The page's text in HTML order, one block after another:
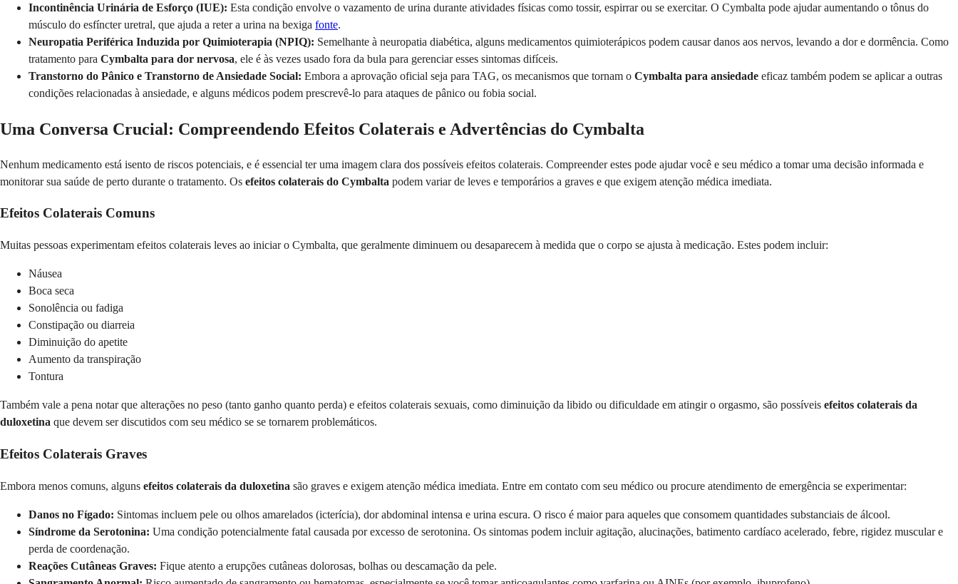
Incontinência Urinária de Esforço (IUE): Esta condição envolve o vazamento de urina durante atividades físicas como tossir, espirrar ou se exercitar. O Cymbalta pode ajudar aumentando o tônus do
músculo do esfíncter uretral, que ajuda a reter a urina na bexiga fonte.
Neuropatia Periférica Induzida por Quimioterapia (NPIQ): Semelhante à neuropatia diabética, alguns medicamentos quimioterápicos podem causar danos aos nervos, levando a dor e dormência. Como
tratamento para Cymbalta para dor nervosa, ele é às vezes usado fora da bula para gerenciar esses sintomas difíceis.
Transtorno do Pânico e Transtorno de Ansiedade Social: Embora a aprovação oficial seja para TAG, os mecanismos que tornam o Cymbalta para ansiedade eficaz também podem se aplicar a outras
condições relacionadas à ansiedade, e alguns médicos podem prescrevê-lo para ataques de pânico ou fobia social.
Uma Conversa Crucial: Compreendendo Efeitos Colaterais e Advertências do Cymbalta
Nenhum medicamento está isento de riscos potenciais, e é essencial ter uma imagem clara dos possíveis efeitos colaterais. Compreender estes pode ajudar você e seu médico a tomar uma decisão informada e
monitorar sua saúde de perto durante o tratamento. Os efeitos colaterais do Cymbalta podem variar de leves e temporários a graves e que exigem atenção médica imediata.
Efeitos Colaterais Comuns
Muitas pessoas experimentam efeitos colaterais leves ao iniciar o Cymbalta, que geralmente diminuem ou desaparecem à medida que o corpo se ajusta à medicação. Estes podem incluir:
Náusea
Boca seca
Sonolência ou fadiga
Constipação ou diarreia
Diminuição do apetite
Aumento da transpiração
Tontura
Também vale a pena notar que alterações no peso (tanto ganho quanto perda) e efeitos colaterais sexuais, como diminuição da libido ou dificuldade em atingir o orgasmo, são possíveis efeitos colaterais da
duloxetina que devem ser discutidos com seu médico se se tornarem problemáticos.
Efeitos Colaterais Graves
Embora menos comuns, alguns efeitos colaterais da duloxetina são graves e exigem atenção médica imediata. Entre em contato com seu médico ou procure atendimento de emergência se experimentar:
Danos no Fígado: Sintomas incluem pele ou olhos amarelados (icterícia), dor abdominal intensa e urina escura. O risco é maior para aqueles que consomem quantidades substanciais de álcool.
Síndrome da Serotonina: Uma condição potencialmente fatal causada por excesso de serotonina. Os sintomas podem incluir agitação, alucinações, batimento cardíaco acelerado, febre, rigidez muscular e
perda de coordenação.
Reações Cutâneas Graves: Fique atento a erupções cutâneas dolorosas, bolhas ou descamação da pele.